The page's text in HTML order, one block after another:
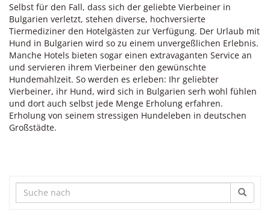
Selbst für den Fall, dass sich der geliebte Vierbeiner in
Bulgarien verletzt, stehen diverse, hochversierte
Tiermediziner den Hotelgästen zur Verfügung. Der Urlaub mit
Hund in Bulgarien wird so zu einem unvergeßlichen Erlebnis.
Manche Hotels bieten sogar einen extravaganten Service an
und servieren ihrem Vierbeiner den gewünschte
Hundemahlzeit. So werden es erleben: Ihr geliebter
Vierbeiner, ihr Hund, wird sich in Bulgarien serh wohl fühlen
und dort auch selbst jede Menge Erholung erfahren.
Erholung von seinem stressigen Hundeleben in deutschen
Großstädte.